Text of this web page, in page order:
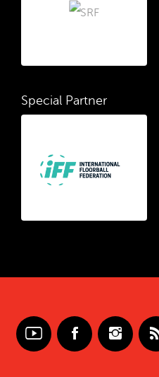
Special Partner